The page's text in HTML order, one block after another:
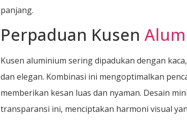
panjang.
Perpaduan Kusen
Kusen aluminium sering dipadukan dengan
dan elegan. Kombinasi ini mengoptimalkan
memberikan kesan luas dan nyaman. Desain
transparansi ini, menciptakan harmoni visual